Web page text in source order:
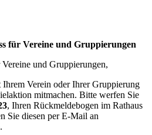
für Vereine und Gruppierungen
und Gruppierungen,
Verein oder Ihrer Gruppierung
mitmachen. Bitte werfen Sie
, Ihren Rückmeldebogen im Rathaus
Sie diesen per E-Mail an